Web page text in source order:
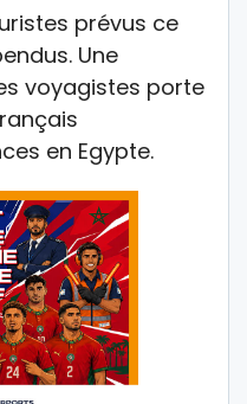
prévus ce
Une
voyagistes porte
en Egypte.